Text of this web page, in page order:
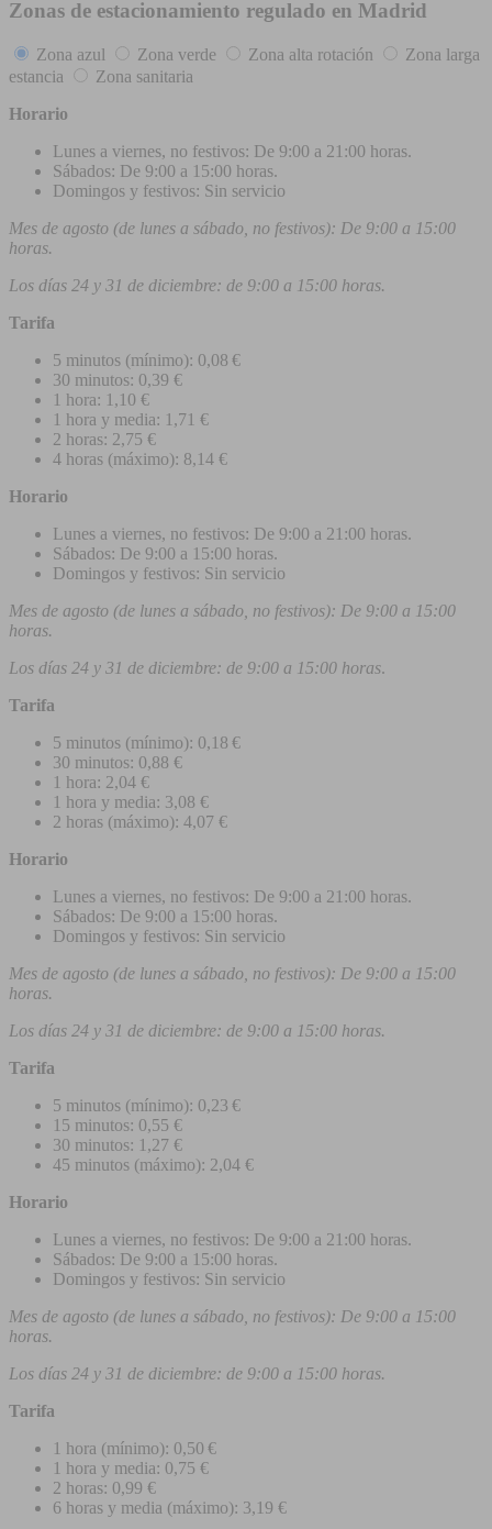
Zonas de estacionamiento regulado en Madrid
Zona azul Zona verde Zona alta rotación
Zona larga
estancia
Zona sanitaria
Horario
Lunes a viernes, no festivos: De 9:00 a 21:00 horas.
Sábados: De 9:00 a 15:00 horas.
Domingos y festivos: Sin servicio
Mes de agosto (de lunes a sábado, no festivos): De 9:00 a 15:00
horas.
Los días 24 y 31 de diciembre: de 9:00 a 15:00 horas.
Tarifa
5 minutos (mínimo): 0,08 €
30 minutos: 0,39 €
1 hora: 1,10 €
1 hora y media: 1,71 €
2 horas: 2,75 €
4 horas (máximo): 8,14 €
Horario
Lunes a viernes, no festivos: De 9:00 a 21:00 horas.
Sábados: De 9:00 a 15:00 horas.
Domingos y festivos: Sin servicio
Mes de agosto (de lunes a sábado, no festivos): De 9:00 a 15:00
horas.
Los días 24 y 31 de diciembre: de 9:00 a 15:00 horas.
Tarifa
5 minutos (mínimo): 0,18 €
30 minutos: 0,88 €
1 hora: 2,04 €
1 hora y media: 3,08 €
2 horas (máximo): 4,07 €
Horario
Lunes a viernes, no festivos: De 9:00 a 21:00 horas.
Sábados: De 9:00 a 15:00 horas.
Domingos y festivos: Sin servicio
Mes de agosto (de lunes a sábado, no festivos): De 9:00 a 15:00
horas.
Los días 24 y 31 de diciembre: de 9:00 a 15:00 horas.
Tarifa
5 minutos (mínimo): 0,23 €
15 minutos: 0,55 €
30 minutos: 1,27 €
45 minutos (máximo): 2,04 €
Horario
Lunes a viernes, no festivos: De 9:00 a 21:00 horas.
Sábados: De 9:00 a 15:00 horas.
Domingos y festivos: Sin servicio
Mes de agosto (de lunes a sábado, no festivos): De 9:00 a 15:00
horas.
Los días 24 y 31 de diciembre: de 9:00 a 15:00 horas.
Tarifa
1 hora (mínimo): 0,50 €
1 hora y media: 0,75 €
2 horas: 0,99 €
6 horas y media (máximo): 3,19 €